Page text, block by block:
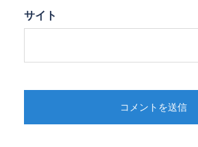
サイト